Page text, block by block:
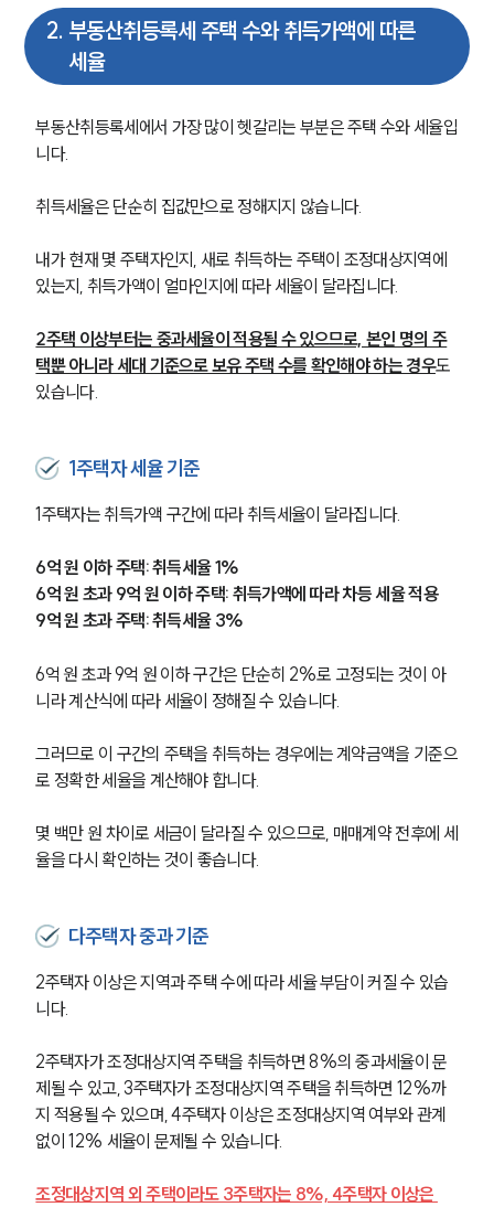
2. 부동산취등록세 주택 수와 취득가액에 따른
세율
부동산취등록세에서 가장 많이 헷갈리는 부분은 주택 수와 세율입
니다.
취득세율은 단순히 집값만으로 정해지지 않습니다.
내가 현재 몇 주택자인지, 새로 취득하는 주택이 조정대상지역에
있는지, 취득가액이 얼마인지에 따라 세율이 달라집니다.
2주택 이상부터는 중과세율이 적용될 수 있으므로, 본인 명의 주
택뿐 아니라 세대 기준으로 보유 주택 수를 확인해야 하는 경우도
있습니다.
1주택자 세율 기준
1주택자는 취득가액 구간에 따라 취득세율이 달라집니다.
6억 원 이하 주택: 취득세율 1%
6억 원 초과 9억 원 이하 주택: 취득가액에 따라 차등 세율 적용
9억 원 초과 주택: 취득세율 3%
6억 원 초과 9억 원 이하 구간은 단순히 2%로 고정되는 것이 아
니라 계산식에 따라 세율이 정해질 수 있습니다.
그러므로 이 구간의 주택을 취득하는 경우에는 계약금액을 기준으
로 정확한 세율을 계산해야 합니다.
몇 백만 원 차이로 세금이 달라질 수 있으므로, 매매계약 전후에 세
율을 다시 확인하는 것이 좋습니다.
다주택자 중과 기준
2주택자 이상은 지역과 주택 수에 따라 세율 부담이 커질 수 있습
니다.
2주택자가 조정대상지역 주택을 취득하면 8%의 중과세율이 문
제될 수 있고, 3주택자가 조정대상지역 주택을 취득하면 12%까
지 적용될 수 있으며, 4주택자 이상은 조정대상지역 여부와 관계
없이 12% 세율이 문제될 수 있습니다.
조정대상지역 외 주택이라도 3주택자는 8%, 4주택자 이상은